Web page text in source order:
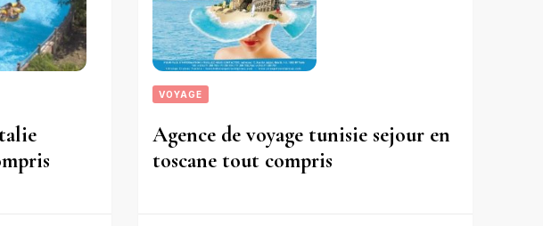
VOYAGE
Agence de voyage tunisie sejour en
toscane tout compris